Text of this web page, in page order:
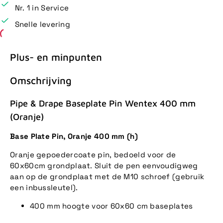
Nr. 1 in Service
Snelle levering
Plus- en minpunten
Omschrijving
Pipe & Drape Baseplate Pin Wentex 400 mm
(Oranje)
Base Plate Pin, Oranje 400 mm (h)
Oranje gepoedercoate pin, bedoeld voor de
60x60cm grondplaat. Sluit de pen eenvoudigweg
aan op de grondplaat met de M10 schroef (gebruik
een inbussleutel).
400 mm hoogte voor 60x60 cm baseplates